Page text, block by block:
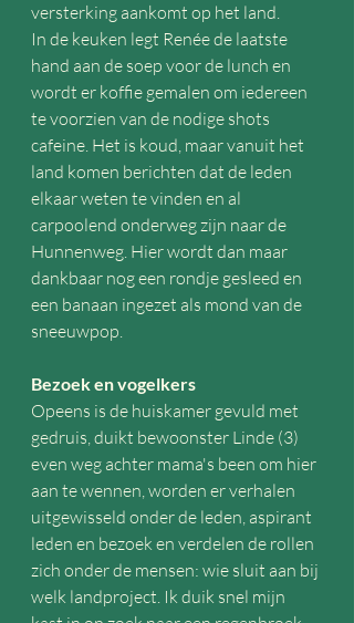
versterking aankomt op het land.
In de keuken legt Renée de laatste
hand aan de soep voor de lunch en
wordt er koffie gemalen om iedereen
te voorzien van de nodige shots
cafeine. Het is koud, maar vanuit het
land komen berichten dat de leden
elkaar weten te vinden en al
carpoolend onderweg zijn naar de
Hunnenweg. Hier wordt dan maar
dankbaar nog een rondje gesleed en
een banaan ingezet als mond van de
sneeuwpop.
Bezoek en vogelkers
Opeens is de huiskamer gevuld met
gedruis, duikt bewoonster Linde (3)
even weg achter mama's been om hier
aan te wennen, worden er verhalen
uitgewisseld onder de leden, aspirant
leden en bezoek en verdelen de rollen
zich onder de mensen: wie sluit aan bij
welk landproject. Ik duik snel mijn